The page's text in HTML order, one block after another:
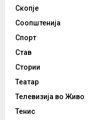
Скопје
Соопштенија
Спорт
Став
Стории
Театар
Телевизија во Живо
Тенис